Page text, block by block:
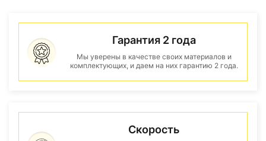
Гарантия 2 года
Мы уверены в качестве своих материалов и
комплектующих, и даем на них гарантию 2 года.
Скорость